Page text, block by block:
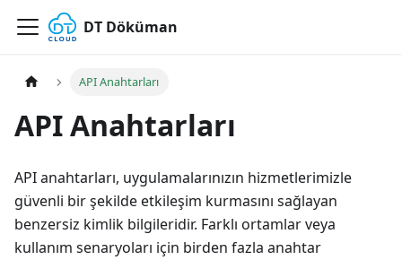
DT Döküman
API Anahtarları
API Anahtarları
API anahtarları, uygulamalarınızın hizmetlerimizle
güvenli bir şekilde etkileşim kurmasını sağlayan
benzersiz kimlik bilgileridir. Farklı ortamlar veya
kullanım senaryoları için birden fazla anahtar